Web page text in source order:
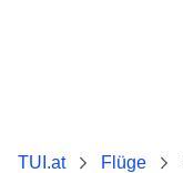
TUI.at Flüge